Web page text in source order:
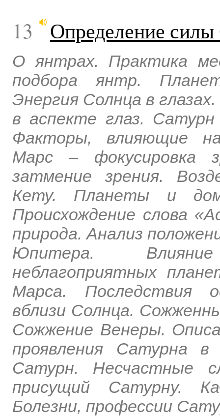
13 Определение силы
О янтрах. Практика
подбора янтр.
Энергия Солнца в
в аспекте глаз.
Факторы, влияющие на
Марс – фокусировка
затмение зрения.
Кету. Планеты и
Происхождение слова
природа. Анализ
Юпитера.
неблагоприятных
Марса. Последствия
вблизи Солнца.
Сожжение Венеры.
проявления Сатурна
Сатурн. Несчастные
присущий Сатурну.
Болезни, профессии